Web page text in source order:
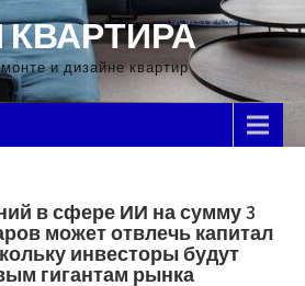
и дизайне квартир
в сфере ИИ на сумму 3
может отвлечь капитал
инвесторы будут
гигантам рынка